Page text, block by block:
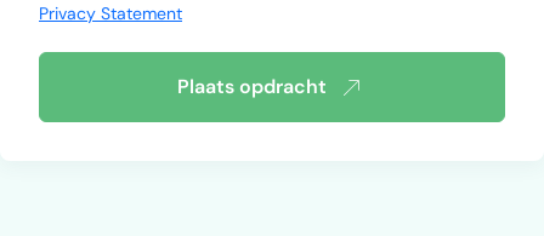
Privacy Statement
Plaats opdracht